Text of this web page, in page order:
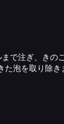
で注ぎ、きの
泡を取り除き